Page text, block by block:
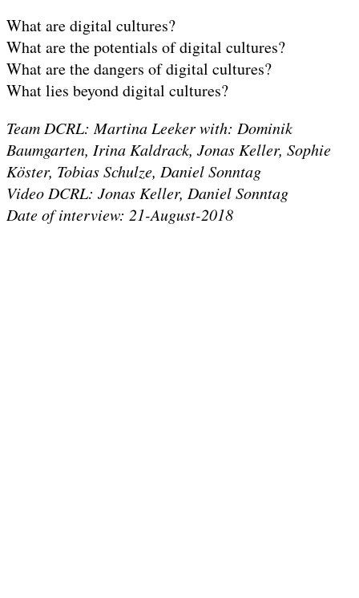
What are digital cultures?
What are the potentials of digital cultures?
What are the dangers of digital cultures?
What lies beyond digital cultures?
Team DCRL: Martina Leeker with: Dominik
Baumgarten, Irina Kaldrack, Jonas Keller, Sophie
Köster, Tobias Schulze, Daniel Sonntag
Video DCRL: Jonas Keller, Daniel Sonntag
Date of interview: 21-August-2018